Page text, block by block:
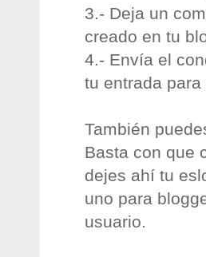
3.- Deja un
creado en tu
4.- Envía el
tu entrada
También
Basta con que
dejes ahí tu
uno para
usuario.